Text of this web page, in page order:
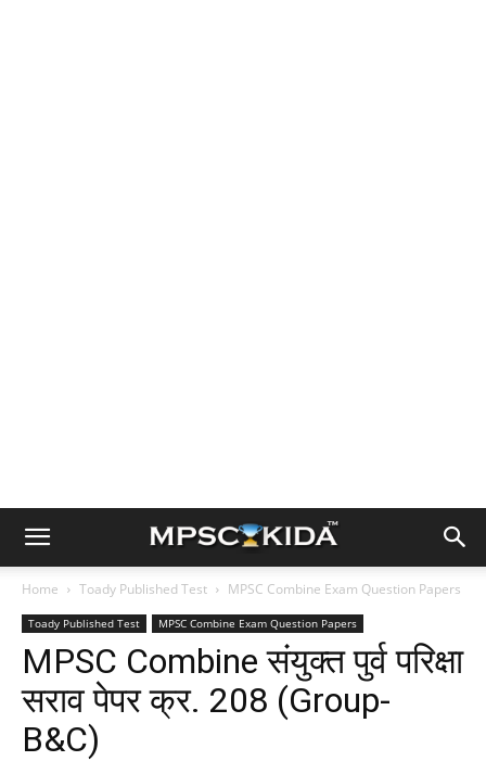
Home Toady Published Test MPSC Combine Exam Question Papers
Toady Published Test MPSC Combine Exam Question Papers
MPSC Combine संयुक्त पुर्व परिक्षा
सराव पेपर क्र. 208 (Group-
B&C)